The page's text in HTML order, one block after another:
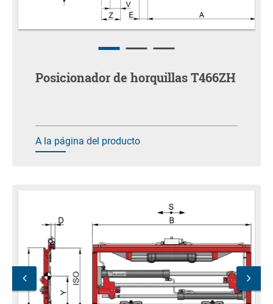
Posicionador de horquillas T466ZH
A la página del producto